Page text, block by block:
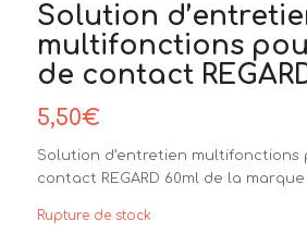
Solution
multifonctions
de contact
5,50€
Solution d’entretien multifonctions
contact REGARD 60ml de la
Rupture de stock